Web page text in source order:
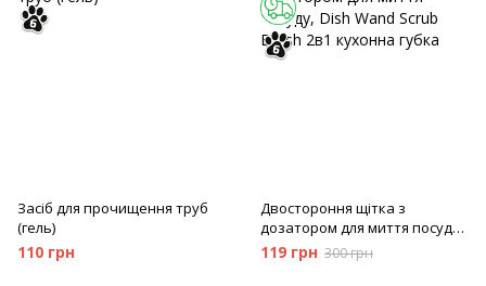
Засіб для прочищення труб
(гель)
110 грн
Двостороння щітка з
дозатором для миття посуду,
Dish Wand Scrub Вrush 2в1
кухонна губка
119 грн 300 грн